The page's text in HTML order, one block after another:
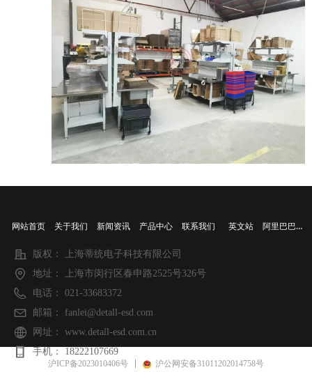
版权：
上海蒂统电子科技有限公司
地址：
上海市闵行区春申路2525号326号
电话：
021-33683372
邮箱：
fanlei@detall-esd.com
网址：
www.detall-esd.com.cn
手机：
18222107669
网站首页 关于我们 新闻资讯 产品中心 联系我们 英文站 阿里巴巴店铺
沪ICP备2023010406号 沪公网安备31011202014758号